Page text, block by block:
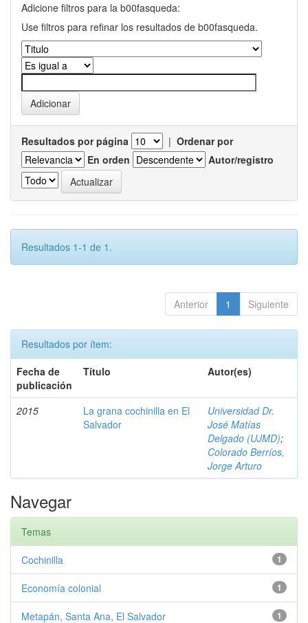
Adicione filtros para la b00fasqueda:
Use filtros para refinar los resultados de b00fasqueda.
Resultados por página | Ordenar por
En orden
Autor/registro
Resultados 1-1 de 1.
Anterior 1 Siguiente
Resultados por ítem:
Fecha de
publicación
Título Autor(es)
2015
La grana cochinilla en El
Salvador
Universidad Dr.
José Matías
Delgado (UJMD);
Colorado Berríos,
Jorge Arturo
Navegar
Temas
1
Cochinilla
1
Economía colonial
1
Metapán, Santa Ana, El Salvador